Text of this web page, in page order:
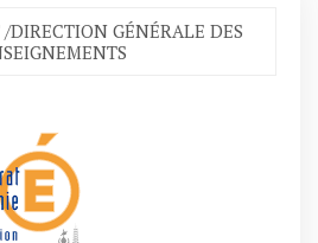
DIRECTION GÉNÉRALE DES